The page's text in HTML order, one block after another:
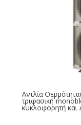
Αντλία
τριφασική
κυκλοφορητή και